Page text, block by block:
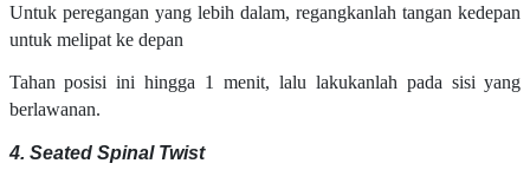
Untuk peregangan yang lebih dalam, regangkanlah tangan kedepan
untuk melipat ke depan
Tahan posisi ini hingga 1 menit, lalu lakukanlah pada sisi yang
berlawanan.
4. Seated Spinal Twist